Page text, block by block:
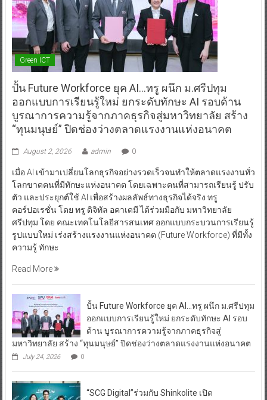
Green ICT
ปั้น Future Workforce ยุค AI…ทรู ผนึก ม.ศรีปทุม
ออกแบบการเรียนรู้ใหม่ ยกระดับทักษะ AI รอบด้าน
บูรณาการความรู้จากภาคธุรกิจสู่มหาวิทยาลัย สร้าง
“ทุนมนุษย์” ปิดช่องว่างตลาดแรงงานแห่งอนาคต
August 2, 2026 admin 0
เมื่อ AI เข้ามาเปลี่ยนโลกธุรกิจอย่างรวดเร็วจนทำให้ตลาดแรงงานทั่ว
โลกขาดคนที่มีทักษะแห่งอนาคต โดยเฉพาะคนที่สามารถเรียนรู้ ปรับ
ตัว และประยุกต์ใช้ AI เพื่อสร้างผลลัพธ์ทางธุรกิจได้จริง ทรู
คอร์ปอเรชั่น โดย ทรู ดิจิทัล อคาเดมี ได้ร่วมมือกับ มหาวิทยาลัย
ศรีปทุม โดย คณะเทคโนโลยีสารสนเทศ ออกแบบกระบวนการเรียนรู้
รูปแบบใหม่ เร่งสร้างแรงงานแห่งอนาคต (Future Workforce) ที่มีทั้ง
ความรู้ ทักษะ
Read More
ปั้น Future Workforce ยุค AI…ทรู ผนึก ม.ศรีปทุม
ออกแบบการเรียนรู้ใหม่ ยกระดับทักษะ AI รอบ
ด้าน บูรณาการความรู้จากภาคธุรกิจสู่
มหาวิทยาลัย สร้าง “ทุนมนุษย์” ปิดช่องว่างตลาดแรงงานแห่งอนาคต
July 24, 2026 0
“SCG Digital”ร่วมกับ Shinkolite เปิด